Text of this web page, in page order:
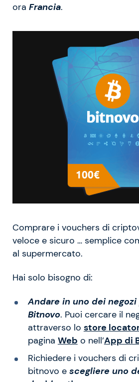
ora Francia.
Comprare i vouchers di
veloce e sicuro … semplice
al supermercato.
Hai solo bisogno di:
Andare in uno dei
Bitnovo. Puoi cercare il
attraverso lo store
pagina Web o nell’App di
Richiedere i vouchers di
bitnovo e scegliere uno